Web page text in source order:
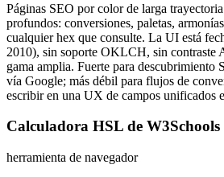
Páginas SEO por color de larga
profundos: conversiones, paletas,
cualquier hex que consulte. La UI está
2010), sin soporte OKLCH, sin contraste
gama amplia. Fuerte para descubrimiento
vía Google; más débil para flujos de
escribir en una UX de campos unificados
Calculadora HSL de W3Schools
herramienta de navegador